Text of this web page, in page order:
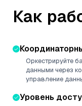
Как
Оркестрируйте
данными через
управление
Уровень